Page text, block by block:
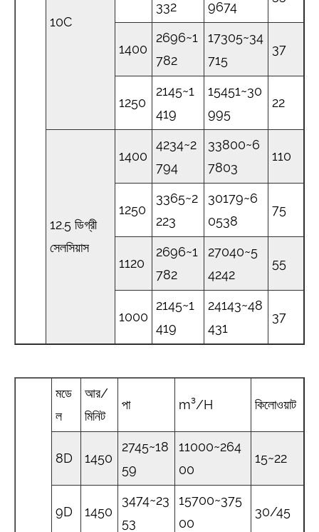
10C
332 9674
1400
2696~1
782
17305~34
715
37
1250
2145~1
419
15451~30
995
22
12.5 ডিগ্রী
সেলসিয়াস
1400
4234~2
794
33800~6
7803
110
1250
3365~2
223
30179~6
0538
75
1120
2696~1
782
27040~5
4242
55
1000
2145~1
419
24143~48
431
37
মডে
ল
আর/
মিনিট
পা m³/H কিলোওয়াট
8D 1450
2745~18
59
11000~264
00
15~22
9D 1450
3474~23
53
15700~375
00
30/45